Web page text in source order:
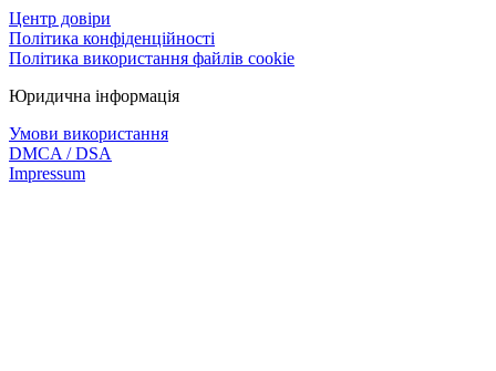
Центр довіри
Політика конфіденційності
Політика використання файлів cookie
Юридична інформація
Умови використання
DMCA / DSA
Impressum